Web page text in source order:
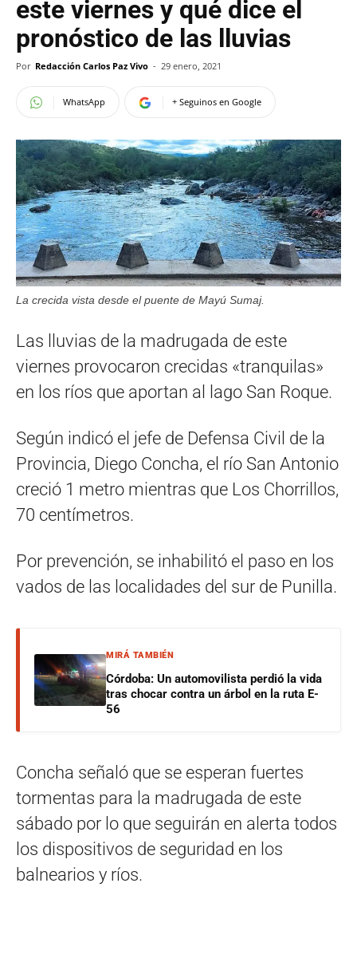
este viernes y qué dice el
pronóstico de las lluvias
Por Redacción Carlos Paz Vivo - 29 enero, 2021
WhatsApp + Seguinos en Google
La crecida vista desde el puente de Mayú Sumaj.
Las lluvias de la madrugada de este
viernes provocaron crecidas «tranquilas»
en los ríos que aportan al lago San Roque.
Según indicó el jefe de Defensa Civil de la
Provincia, Diego Concha, el río San Antonio
creció 1 metro mientras que Los Chorrillos,
70 centímetros.
Por prevención, se inhabilitó el paso en los
vados de las localidades del sur de Punilla.
MIRÁ TAMBIÉN
Córdoba: Un automovilista perdió la vida
tras chocar contra un árbol en la ruta E-
56
Concha señaló que se esperan fuertes
tormentas para la madrugada de este
sábado por lo que seguirán en alerta todos
los dispositivos de seguridad en los
balnearios y ríos.